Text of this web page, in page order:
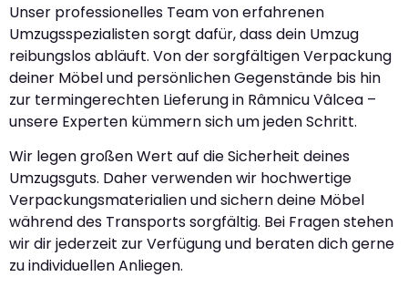
Unser professionelles Team von erfahrenen
Umzugsspezialisten sorgt dafür, dass dein Umzug
reibungslos abläuft. Von der sorgfältigen Verpackung
deiner Möbel und persönlichen Gegenstände bis hin
zur termingerechten Lieferung in Râmnicu Vâlcea –
unsere Experten kümmern sich um jeden Schritt.
Wir legen großen Wert auf die Sicherheit deines
Umzugsguts. Daher verwenden wir hochwertige
Verpackungsmaterialien und sichern deine Möbel
während des Transports sorgfältig. Bei Fragen stehen
wir dir jederzeit zur Verfügung und beraten dich gerne
zu individuellen Anliegen.